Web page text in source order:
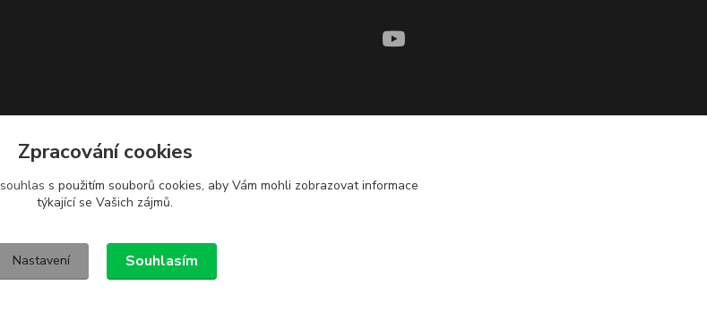
Zpracování cookies
souhlas s použitím souborů cookies, aby Vám mohli zobrazovat informace
týkající se Vašich zájmů.
Nastavení Souhlasím